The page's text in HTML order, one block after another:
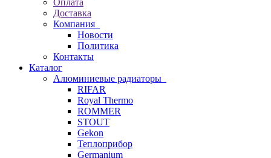
Оплата
Доставка
Компания
Новости
Политика
Контакты
Каталог
Алюминиевые радиаторы
RIFAR
Royal Thermo
ROMMER
STOUT
Gekon
Теплоприбор
Germanium